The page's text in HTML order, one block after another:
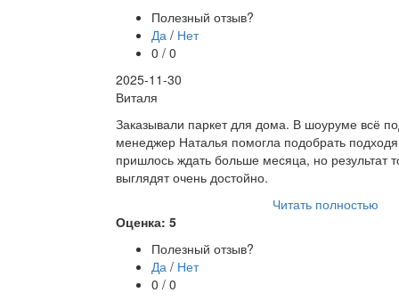
Полезный отзыв?
Да / Нет
0 / 0
2025-11-30
Виталя
Заказывали паркет для дома. В шоуруме всё
менеджер Наталья помогла подобрать
пришлось ждать больше месяца, но результат
выглядят очень достойно.
Читать полностью
Оценка: 5
Полезный отзыв?
Да / Нет
0 / 0